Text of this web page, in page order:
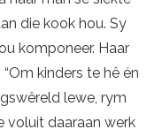
die kook hou. Sy
komponeer. Haar
kinders te hê én
lewe, rym
voluit daaraan werk